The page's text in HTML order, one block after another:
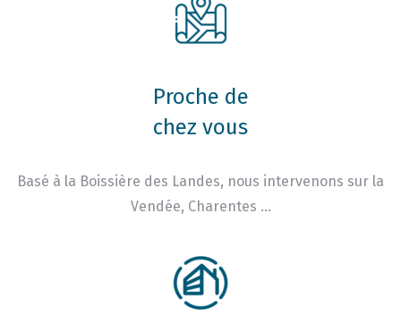
Proche de
chez vous
Basé à la Boissière des Landes, nous intervenons sur la
Vendée, Charentes …